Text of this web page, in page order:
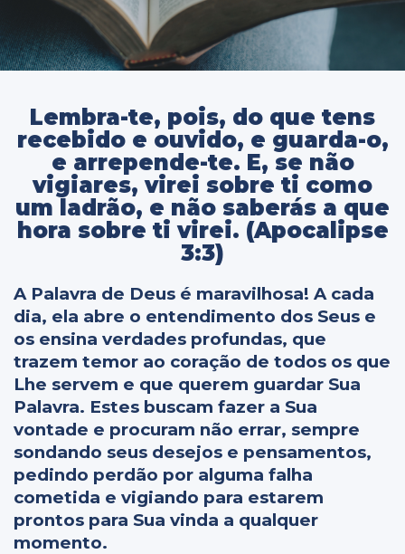
Lembra-te, pois, do que tens
recebido e ouvido, e guarda-o,
e arrepende-te. E, se não
vigiares, virei sobre ti como
um ladrão, e não saberás a que
hora sobre ti virei. (Apocalipse
3:3)
A Palavra de Deus é maravilhosa! A cada
dia, ela abre o entendimento dos Seus e
os ensina verdades profundas, que
trazem temor ao coração de todos os que
Lhe servem e que querem guardar Sua
Palavra. Estes buscam fazer a Sua
vontade e procuram não errar, sempre
sondando seus desejos e pensamentos,
pedindo perdão por alguma falha
cometida e vigiando para estarem
prontos para Sua vinda a qualquer
momento.